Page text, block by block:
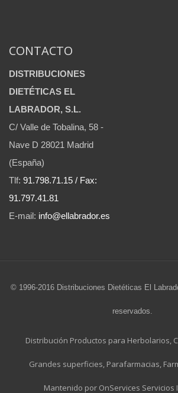
CONTACTO
DISTRIBUCIONES
DIETÉTICAS EL
LABRADOR, S.L.
C/ Valle de Tobalina, 58 -
Nave D 28021 Madrid
(España)
Tlf: 91.798.71.15 / Fax:
91.797.41.81
E-mail: info@ellabrador.es
© 1996-2016 Distribuciones Dietéticas El
reservados.
Distribución Productos para Herbolarios,
Grandes superficies, Parafarmacias,
Mantenido por OnServices Servicios